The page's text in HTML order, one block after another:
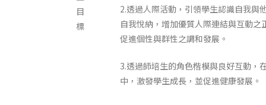
目
標
2.透過人際活動，引領學生認識自我與
自我悅納，增加優質人際連結與互動之
促進個性與群性之調和發展。
3.透過師培生的角色楷模與良好互動，
中，激發學生成長，並促進健康發展。